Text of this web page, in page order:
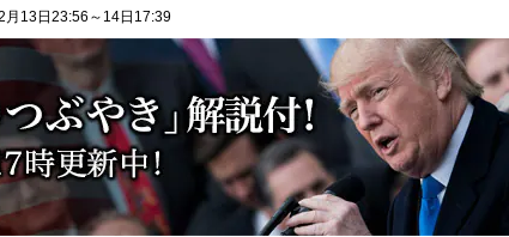
月13日23:56～14日17:39